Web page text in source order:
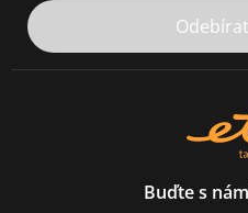
Buďte s